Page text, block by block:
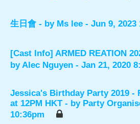
生日會 - by Ms lee - Jun 9, 2023
[Cast Info] ARMED REATION
byAlec Nguyen - Jan 21, 2020
Jessica's Birthday Party 2019 -
at 12PM HKT - by Party
10:36pm